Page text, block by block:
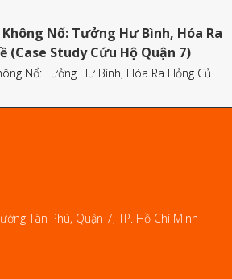
Nổ: Tưởng Hư Bình, Hóa Ra
(Case Study Cứu Hộ Quận 7)
Nổ: Tưởng Hư Bình, Hóa Ra Hỏng Củ
Tân Phú, Quận 7, TP. Hồ Chí Minh